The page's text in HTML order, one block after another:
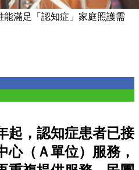
滿足「認知症」家庭照護需
起，認知症患者已接
心（Ａ單位）服務，